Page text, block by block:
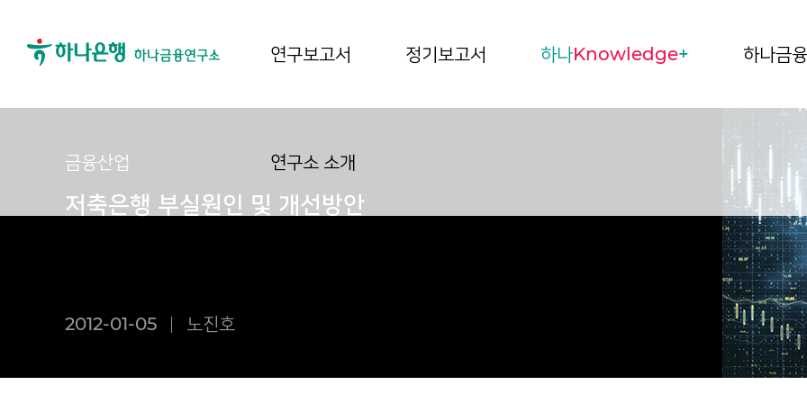
연구보고서 정기보고서 하나Knowledge+ 하나금
연구소 소개
금융산업
저축은행 부실원인 및 개선방안
2012-01-05 노진호